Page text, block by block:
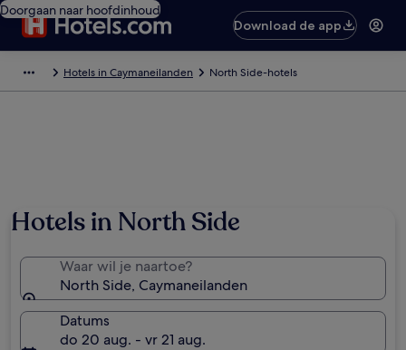
Doorgaan naar hoofdinhoud
Download de app
Hotels in Caymaneilanden North Side-hotels
Hotels in North Side
Waar wil je naartoe?
North Side, Caymaneilanden
Datums
do 20 aug. - vr 21 aug.